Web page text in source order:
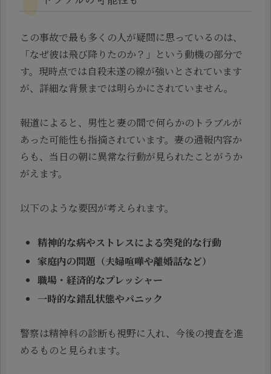
この事故で最も多くの人が疑問に思っているのは、
「なぜ彼は飛び降りたのか？」という動機の部分で
す。現時点では自殺未遂の線が強いとされています
が、詳細な背景までは明らかにされていません。
報道によると、男性と妻の間で何らかのトラブルが
あった可能性も指摘されています。妻の通報内容か
らも、当日の朝に異常な行動が見られたことがうか
がえます。
以下のような要因が考えられます。
精神的な病やストレスによる突発的な行動
家庭内の問題（夫婦喧嘩や離婚話など）
職場・経済的なプレッシャー
一時的な錯乱状態やパニック
警察は精神科の診断も視野に入れ、今後の捜査を進
めるものと見られます。